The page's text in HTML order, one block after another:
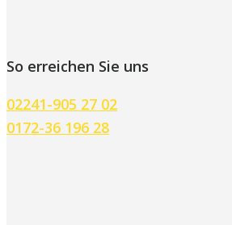
So erreichen Sie uns
02241-905 27 02
0172-36 196 28